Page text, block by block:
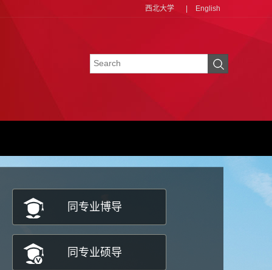
西北大学 English
同专业博导
同专业硕导